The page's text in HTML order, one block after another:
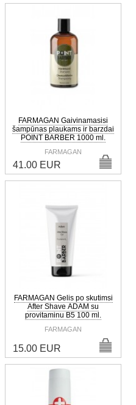
FARMAGAN Gaivinamasisi
šampūnas plaukams ir barzdai
POINT BARBER 1000 ml.
FARMAGAN
41.00 EUR
FARMAGAN Gelis po skutimsi
After Shave ADAM su
provitaminu B5 100 ml.
FARMAGAN
15.00 EUR